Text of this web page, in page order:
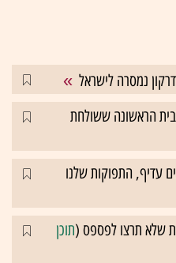
נמסרה לישראל
הראשונה ששולחת
עדיף, התפוקות שלנו
שלא תרצו לפספס (תוכן